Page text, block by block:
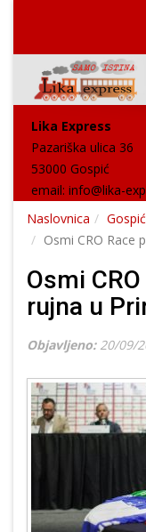
Lika Express
Pazariška ulica 36
53000 Gospić
email: info@lika-
Naslovnica
Gospić
Osmi CRO Race
Osmi
rujna u
Objavljeno: 20/09/